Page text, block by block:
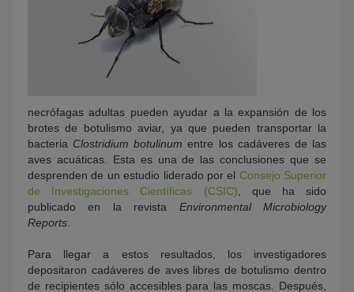
necrófagas adultas pueden ayudar a la expansión de los
brotes de botulismo aviar, ya que pueden transportar la
bacteria Clostridium botulinumentre los cadáveres de las
aves acuáticas. Esta es una de las conclusiones que se
desprenden de un estudio liderado por el Consejo Superior
de Investigaciones Científicas (CSIC) , que ha sido
publicado en la revista Environmental Microbiology
Reports
Para llegar a estos resultados, los investigadores
depositaron cadáveres de aves libres de botulismo dentro
de recipientes sólo accesibles para las moscas. Después,